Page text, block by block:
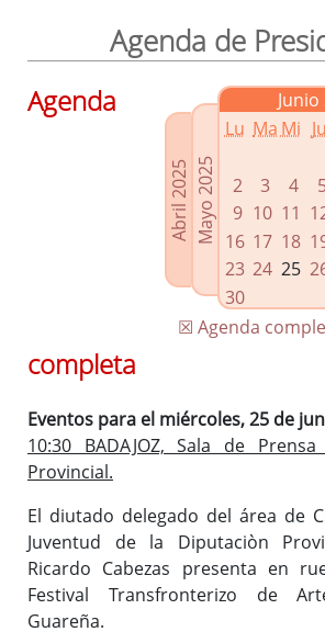
Presidencia
Grupos Políticos
Enlaces relacionados
Agenda de Presidencia
Plenos provinciales y Juntas de gobierno
Oficina de Proyectos Europeos
Agenda de
Abril 2025Mayo 2025
Junio
Lu Ma Mi Ju
2
3 4
9 10 11
16 17 18
23 24 25
30
☒ Agenda
Agenda
completa
Eventos para el miércoles, 25 de
10:30 BADAJOZ, Sala de
Provincial.
El diutado delegado del área de
Juventud de la Diputaciòn
Ricardo Cabezas presenta en
Festival Transfronterizo de
Guareña.